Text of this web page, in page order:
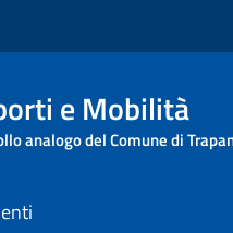
e Mobilità
analogo del Comune di